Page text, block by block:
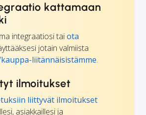
kattamaan
integraatiosi taiota
jotain valmiista
kauppa-liitännäisistämme.
ilmoitukset
liittyvät ilmoitukset
asiakkaillesi ja